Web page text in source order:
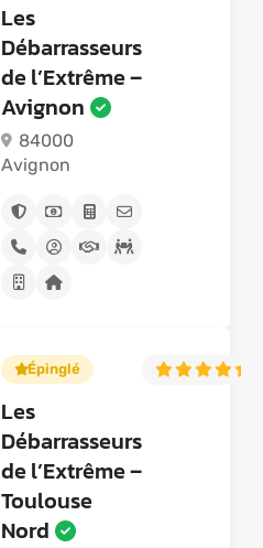
Les
Débarrasseurs
de l’Extrême –
Avignon
84000
Avignon
Épinglé
Les
Débarrasseurs
de l’Extrême –
Toulouse
Nord